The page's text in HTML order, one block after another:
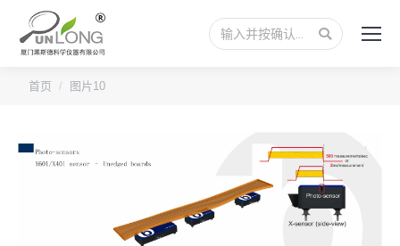
搜
索：
您的位置：
首页 图片10